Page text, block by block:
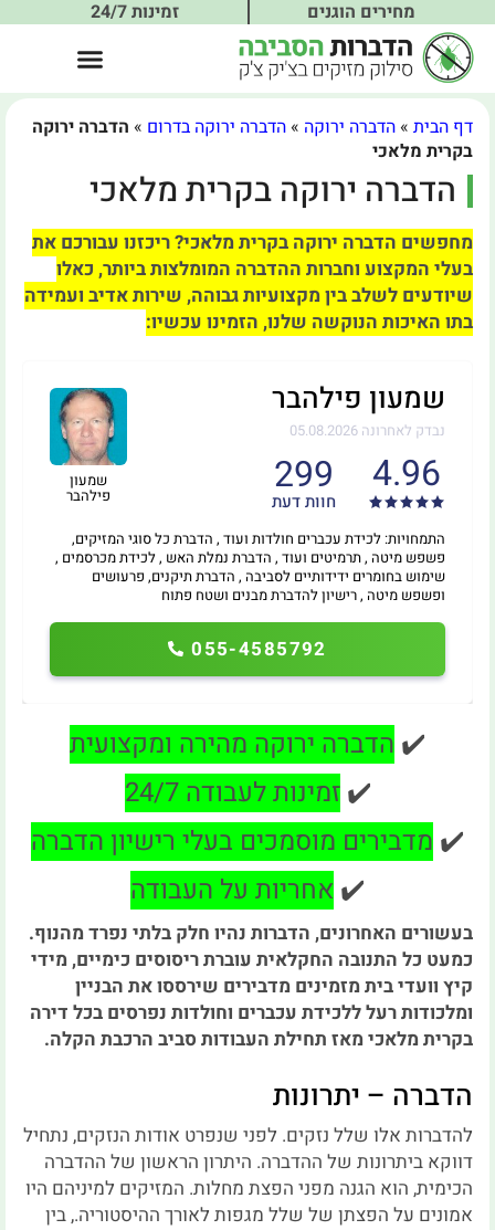
מחירים הוגנים זמינות 24/7
דף הבית »הדברה ירוקה »הדברה ירוקה בדרום » הדברה ירוקה
בקרית מלאכי
הדברה ירוקה בקרית מלאכי
מחפשים הדברה ירוקה בקרית מלאכי? ריכזנו עבורכם את
בעלי המקצוע וחברות ההדברה המומלצות ביותר, כאלו
שיודעים לשלב בין מקצועיות גבוהה, שירות אדיב ועמידה
בתו האיכות הנוקשה שלנו, הזמינו עכשיו:
שמעון
פילהבר
שמעון פילהבר
נבדק לאחרונה 05.08.2026
4.96
299
חוות דעת
055-4585792
התמחויות: לכידת עכברים חולדות ועוד , הדברת כל סוגי המזיקים,
פשפש מיטה , תרמיטים ועוד , הדברת נמלת האש , לכידת מכרסמים ,
שימוש בחומרים ידידותיים לסביבה , הדברת תיקנים, פרעושים
ופשפש מיטה , רישיון להדברת מבנים ושטח פתוח
✔️ הדברה ירוקה מהירה ומקצועית
✔️זמינות לעבודה 24/7
✔️ מדבירים מוסמכים בעלי רישיון הדברה
✔️ אחריות על העבודה
בעשורים האחרונים, הדברות נהיו חלק בלתי נפרד מהנוף.
כמעט כל התנובה החקלאית עוברת ריסוסים כימיים, מידי
קיץ וועדי בית מזמינים מדבירים שירססו את הבניין
ומלכודות רעל ללכידת עכברים וחולדות נפרסים בכל דירה
בקרית מלאכי מאז תחילת העבודות סביב הרכבת הקלה.
הדברה – יתרונות
להדברות אלו שלל נזקים. לפני שנפרט אודות הנזקים, נתחיל
דווקא ביתרונות של ההדברה. היתרון הראשון של ההדברה
הכימית, הוא הגנה מפני הפצת מחלות. המזיקים למיניהם היו
אמונים על הפצתן של שלל מגפות לאורך ההיסטוריה., בין